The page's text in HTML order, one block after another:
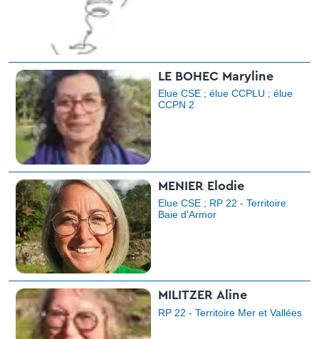
LE BOHEC Maryline
Elue CSE ; élue CCPLU ; élue
CCPN 2
MENIER Elodie
Elue CSE ; RP 22 - Territoire
Baie d'Armor
MILITZER Aline
RP 22 - Territoire Mer et Vallées